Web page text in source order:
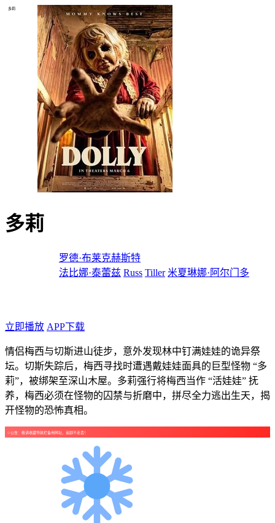
多莉
多莉
罗德·布莱克赫斯特
法比娜·泰蕾兹 Russ Tiller 米夏琳娜·阿尔门多
立即播放 APP下载
情侣梅西与切斯进山徒步，意外发现林中钉满娃娃的诡异祭
坛。切斯失踪后，梅西寻找时遭遇戴娃娃面具的巨型怪物 “多
莉”，被绑架至深山木屋。多莉强行将梅西当作 “活娃娃” 抚
养，梅西必须在怪物的囚禁与折磨中，拼尽全力逃出生天，揭
开怪物的恐怖真相。
☺公告：敬请收藏导航栏备用网址，追剧不走丢！